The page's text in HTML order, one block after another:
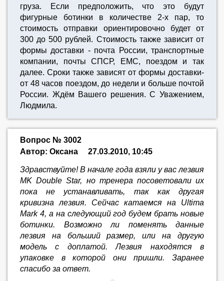
груза. Если предположить, что это будут
фигурные ботинки в количестве 2-х пар, то
стоимость отправки ориентировочно будет от
300 до 500 рублей. Стоимость также зависит от
формы доставки - почта России, транспортные
компании, почты СПСР, ЕМС, поездом и так
далее. Cроки также зависят от формы доставки-
от 48 часов поездом, до недели и больше почтой
России. Ждём Вашего решения. С Уважением,
Людмила.
Вопрос № 3002
Автор: Оксана
27.03.2010, 10:45
Здравствуйте! В начале года взяли у вас лезвия
MK Double Star, но тренера посоветовали их
пока не устанавливать, так как другая
кривизна лезвия. Сейчас катаемся на Ultima
Mark 4, а на следующий год будем брать новые
ботинки. Возможно ли поменять данные
лезвия на больший размер, или на другую
модель с доплатой. Лезвия находятся в
упаковке в которой они пришли. Заранее
спасибо за ответ.